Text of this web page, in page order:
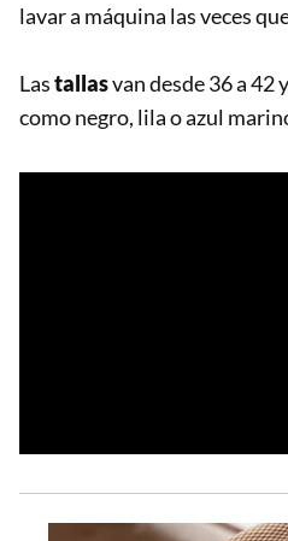
lavar a máquina las veces
Lastallasvan desde 36 a 42
como negro, lila o azul